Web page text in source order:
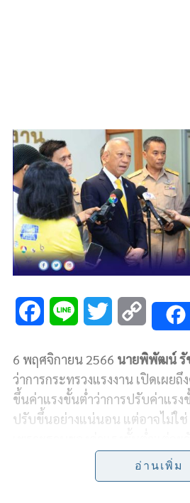
c
e
b
n
e
i
t
t
e
r
p
y
L
i
n
6 พฤศจิกายน 2566 นายพิพัฒน์ รั
ว่าการกระทรวงแรงงาน เปิดเผย
ขึ้นค่าแรงขั้นต่ำว่าการปรับค่าแร
ปรับขึ้นอย่างแน่นอน แต่อาจไม่ใ
จะพิจารณาบนพื้นฐานของข้อมูลใ
แรงงาน อัตราเงินเฟ้อ ซึ่งขณะนี้อ
อ่านเพิ่ม